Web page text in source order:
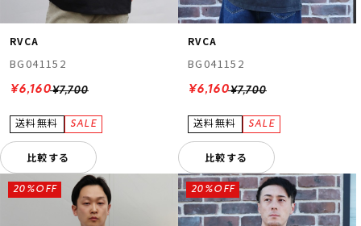
RVCA
BG041152
¥7,700
¥6,160
比較する
RVCA
BG041152
¥7,700
¥6,160
比較する
20%OFF 20%OFF